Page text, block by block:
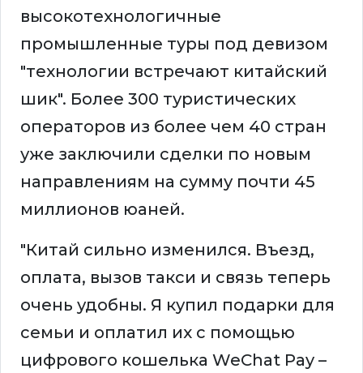
высокотехнологичные
промышленные туры под девизом
"технологии встречают китайский
шик". Более 300 туристических
операторов из более чем 40 стран
уже заключили сделки по новым
направлениям на сумму почти 45
миллионов юаней.
"Китай сильно изменился. Въезд,
оплата, вызов такси и связь теперь
очень удобны. Я купил подарки для
семьи и оплатил их с помощью
цифрового кошелька WeChat Pay –